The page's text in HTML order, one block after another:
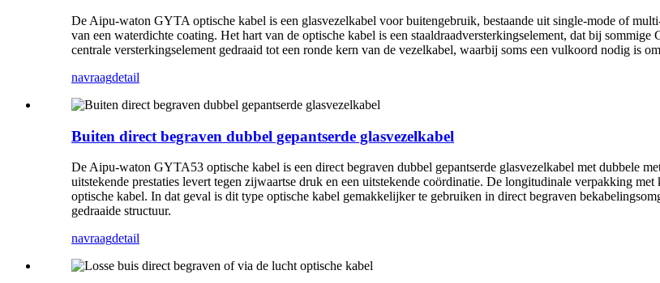
De Aipu-waton GYTA optische kabel is een glasvezelkabel voor buitengebruik, bestaande uit single-mode of
van een waterdichte coating. Het hart van de optische kabel is een staaldraadversterkingselement, dat bij
centrale versterkingselement gedraaid tot een ronde kern van de vezelkabel, waarbij soms een vulkoord nodig is
navraagdetail
Buiten direct begraven dubbel gepantserde glasvezelkabel
De Aipu-waton GYTA53 optische kabel is een direct begraven dubbel gepantserde glasvezelkabel met dubbele
uitstekende prestaties levert tegen zijwaartse druk en een uitstekende coördinatie. De longitudinale verpakking
optische kabel. In dat geval is dit type optische kabel gemakkelijker te gebruiken in direct begraven
gedraaide structuur.
navraagdetail